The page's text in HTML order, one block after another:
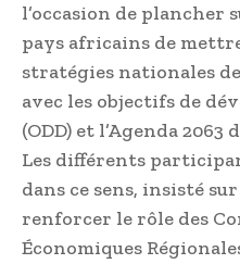
l’occasion de plancher
pays africains de
stratégies nationales
avec les objectifs de
(ODD) et l’Agenda
Les différents
dans ce sens, insisté
renforcer le rôle des
Économiques